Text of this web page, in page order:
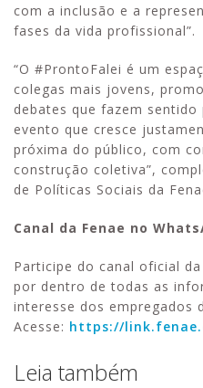
com a inclusão e a
fases da vida profissional”.
“O #ProntoFalei é um
colegas mais jovens,
debates que fazem sentido
evento que cresce
próxima do público, com
construção coletiva”,
de Políticas Sociais da
Canal da Fenae no
Participe do canal oficial
por dentro de todas as
interesse dos empregados
Acesse: https://
Leia também